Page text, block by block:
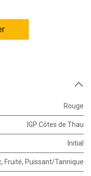
Rouge
IGP Côtes de Thau
Initial
, Fruité, Puissant/Tannique